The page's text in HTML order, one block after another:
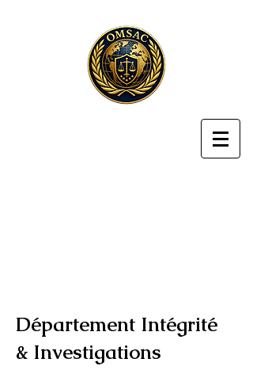
Département Intégrité
& Investigations